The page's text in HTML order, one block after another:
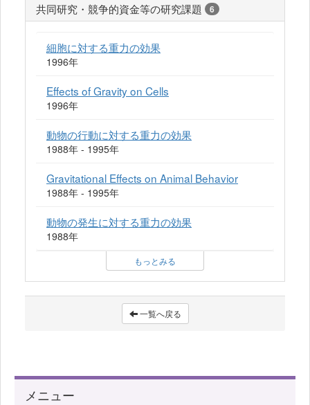
共同研究・競争的資金等の研究課題 6
細胞に対する重力の効果
1996年
Effects of Gravity on Cells
1996年
動物の行動に対する重力の効果
1988年 - 1995年
Gravitational Effects on Animal Behavior
1988年 - 1995年
動物の発生に対する重力の効果
1988年
もっとみる
一覧へ戻る
メニュー